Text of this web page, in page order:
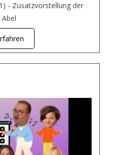
- Zusatzvorstellung der